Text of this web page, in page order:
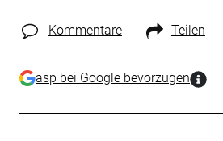
Kommentare Teilen
asp bei Google bevorzugen